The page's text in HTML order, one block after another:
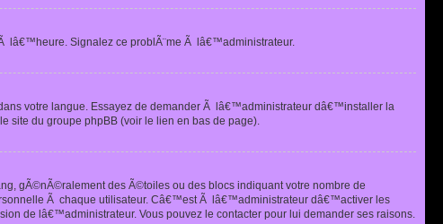
lâ€™heure. Signalez ce problÃ¨me Ã lâ€™administrateur.
votre langue. Essayez de demander Ã lâ€™administrateur dâ€™installer la
site du groupe phpBB (voir le lien en bas de page).
gÃ©nÃ©ralement des Ã©toiles ou des blocs indiquant votre nombre de
Ã chaque utilisateur. Câ€™est Ã lâ€™administrateur dâ€™activer les
de lâ€™administrateur. Vous pouvez le contacter pour lui demander ses raisons.